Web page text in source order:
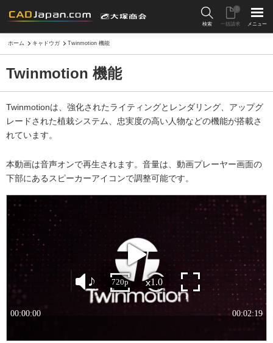
検索 一括請求
0
メニュー
ホーム キャドウガ Twinmotion 機能
Twinmotion 機能
Twinmotionは、強化されたライティングとレンダリング、アップグ
レードされた植栽システム、忠実度の高い人物などの機能が搭載さ
れています。
本動画は音声オンで再生されます。音量は、動画プレーヤー画面の
下部にあるスピーカーアイコンで調整可能です。